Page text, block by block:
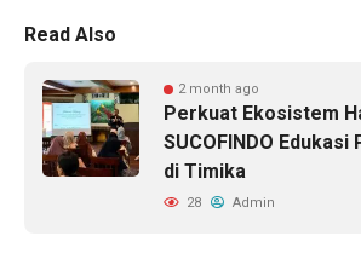
Read Also
2 month ago
Perkuat Ekosistem
SUCOFINDO Edukasi
di Timika
28 Admin